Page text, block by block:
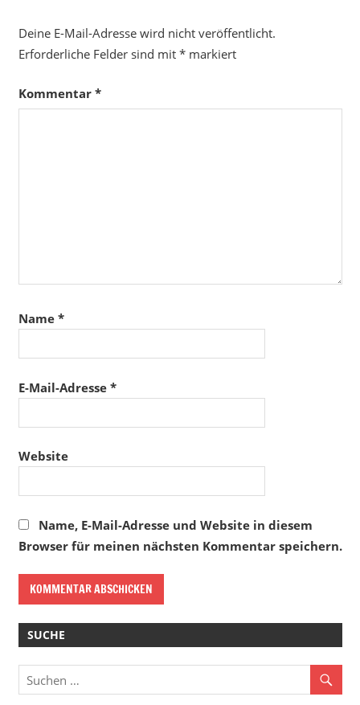
Deine E-Mail-Adresse wird nicht veröffentlicht.
Erforderliche Felder sind mit *markiert
Kommentar *
Name *
E-Mail-Adresse *
Website
Name, E-Mail-Adresse und Website in diesem
Browser für meinen nächsten Kommentar speichern.
SUCHE